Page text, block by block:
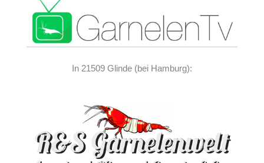
In 21509 Glinde (bei Hamburg):